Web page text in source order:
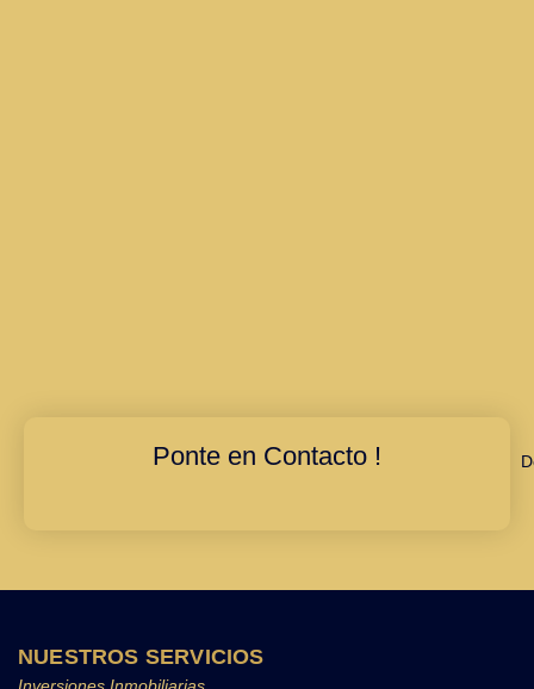
Ponte en Contacto !
NUESTROS SERVICIOS